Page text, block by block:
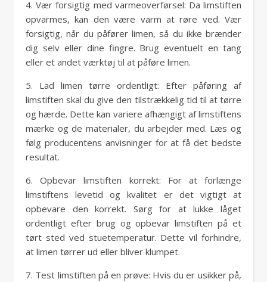
4. Vær forsigtig med varmeoverførsel: Da limstiften
opvarmes, kan den være varm at røre ved. Vær
forsigtig, når du påfører limen, så du ikke brænder
dig selv eller dine fingre. Brug eventuelt en tang
eller et andet værktøj til at påføre limen.
5. Lad limen tørre ordentligt: Efter påføring af
limstiften skal du give den tilstrækkelig tid til at tørre
og hærde. Dette kan variere afhængigt af limstiftens
mærke og de materialer, du arbejder med. Læs og
følg producentens anvisninger for at få det bedste
resultat.
6. Opbevar limstiften korrekt: For at forlænge
limstiftens levetid og kvalitet er det vigtigt at
opbevare den korrekt. Sørg for at lukke låget
ordentligt efter brug og opbevar limstiften på et
tørt sted ved stuetemperatur. Dette vil forhindre,
at limen tørrer ud eller bliver klumpet.
7. Test limstiften på en prøve: Hvis du er usikker på,